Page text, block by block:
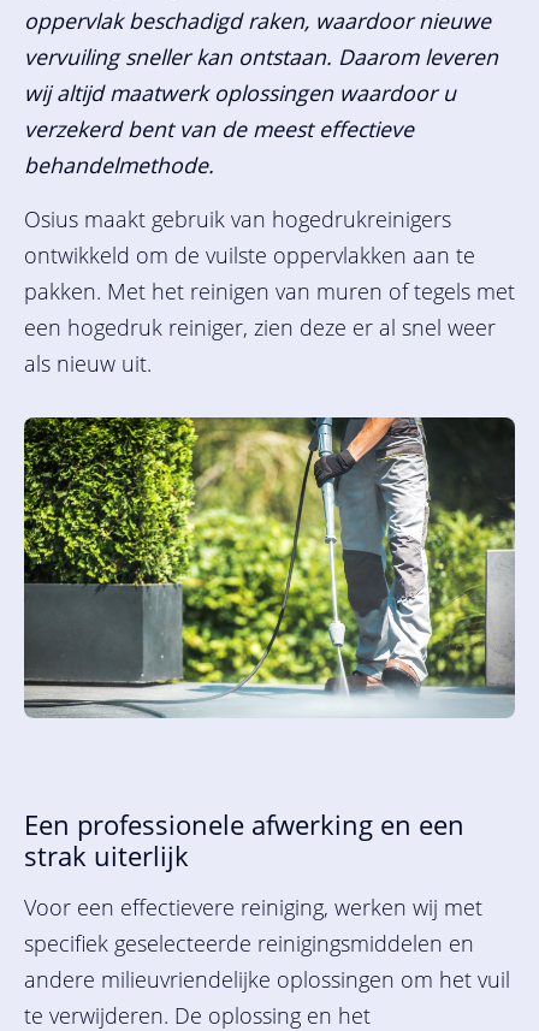
oppervlak beschadigd raken, waardoor nieuwe
vervuiling sneller kan ontstaan. Daarom leveren
wij altijd maatwerk oplossingen waardoor u
verzekerd bent van de meest effectieve
behandelmethode.
Osius maakt gebruik van hogedrukreinigers
ontwikkeld om de vuilste oppervlakken aan te
pakken. Met het reinigen van muren of tegels met
een hogedruk reiniger, zien deze er al snel weer
als nieuw uit.
Een professionele afwerking en een
strak uiterlijk
Voor een effectievere reiniging, werken wij met
specifiek geselecteerde reinigingsmiddelen en
andere milieuvriendelijke oplossingen om het vuil
te verwijderen. De oplossing en het